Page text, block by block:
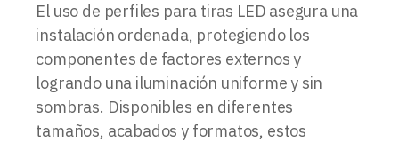
El uso de perfiles para tiras LED asegura una
instalación ordenada, protegiendo los
componentes de factores externos y
logrando una iluminación uniforme y sin
sombras. Disponibles en diferentes
tamaños, acabados y formatos, estos